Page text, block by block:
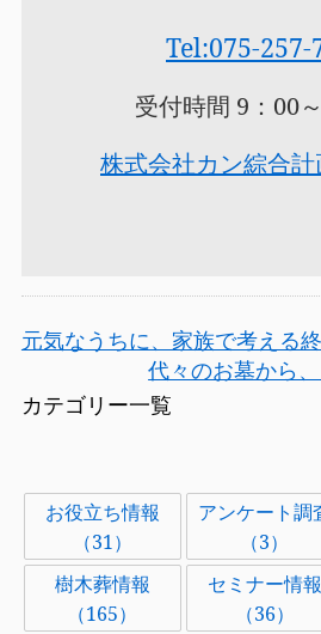
Tel:075-257-
受付時間 9：00
株式会社カン綜合
元気なうちに、家族で考える
代々のお墓から
カテゴリー一覧
お役立ち情報
（31）
アンケート調
（3）
樹木葬情報
（165）
セミナー情報
（36）